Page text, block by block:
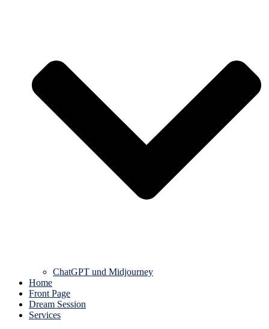
ChatGPT und Midjourney
Home
Front Page
Dream Session
Services